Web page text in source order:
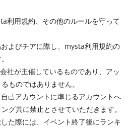
利用規約、その他のルールを守って
よびチアに際し、mysta利用規約の
社が主催しているものであり、アッ
ものではありません。
己アカウントに準じるアカウントへ
グ共に禁止とさせていただきます。
た際には、イベント終了後にランキ